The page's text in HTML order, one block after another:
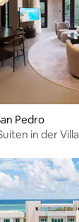
Pedro
in der